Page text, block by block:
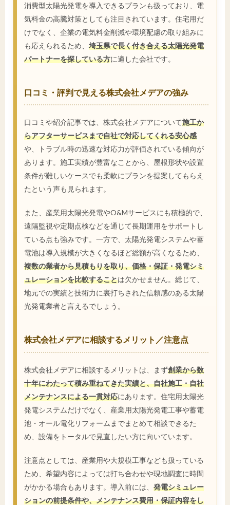
消費型太陽光発電を導入できるプランも扱っており、電
気料金の高騰対策としても注目されています。住宅用だ
けでなく、企業の電気料金削減や環境配慮の取り組みに
も応えられるため、 埼玉県で長く付き合える太陽光発電
パートナーを探している方に適した会社です。
口コミ・評判で見える株式会社メデアの強み
口コミや紹介記事では、株式会社メデアについて施工か
らアフターサービスまで自社で対応してくれる安心感
や、トラブル時の迅速な対応力が評価されている傾向が
あります。施工実績が豊富なことから、屋根形状や設置
条件が難しいケースでも柔軟にプランを提案してもらえ
たという声も見られます。
また、産業用太陽光発電やO&Mサービスにも積極的で、
遠隔監視や定期点検などを通じて長期運用をサポートし
ている点も強みです。一方で、太陽光発電システムや蓄
電池は導入規模が大きくなるほど総額が高くなるため、
複数の業者から見積もりを取り、価格・保証・発電シミ
ュレーションを比較することは欠かせません。総じて、
地元での実績と技術力に裏打ちされた信頼感のある太陽
光発電業者と言えるでしょう。
株式会社メデアに相談するメリット／注意点
株式会社メデアに相談するメリットは、まず創業から数
十年にわたって積み重ねてきた実績と、自社施工・自社
メンテナンスによる一貫対応にあります。住宅用太陽光
発電システムだけでなく、産業用太陽光発電工事や蓄電
池・オール電化リフォームまでまとめて相談できるた
め、設備をトータルで見直したい方に向いています。
注意点としては、産業用や大規模工事なども扱っている
ため、希望内容によっては打ち合わせや現地調査に時間
がかかる場合もあります。導入前には、 発電シミュレー
ションの前提条件や、メンテナンス費用・保証内容をし